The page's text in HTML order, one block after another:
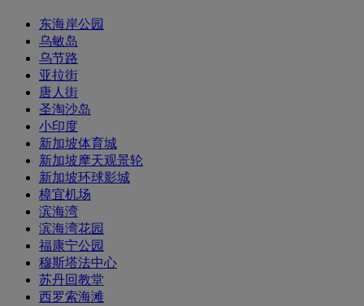
东海岸公园
乌敏岛
乌节路
亚拉街
唐人街
圣淘沙岛
小印度
新加坡体育城
新加坡摩天观景轮
新加坡环球影城
樟宜机场
滨海湾
滨海湾花园
福康宁公园
穆斯塔法中心
苏丹回教堂
西罗索海滩